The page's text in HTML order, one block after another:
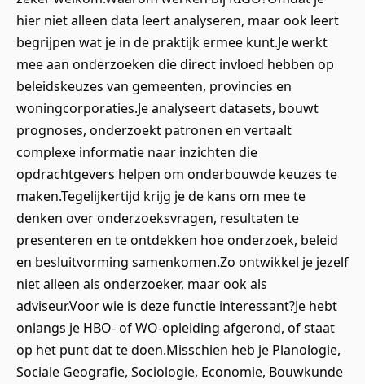
hier niet alleen data leert analyseren, maar ook leert
begrijpen wat je in de praktijk ermee kunt.Je werkt
mee aan onderzoeken die direct invloed hebben op
beleidskeuzes van gemeenten, provincies en
woningcorporaties.Je analyseert datasets, bouwt
prognoses, onderzoekt patronen en vertaalt
complexe informatie naar inzichten die
opdrachtgevers helpen om onderbouwde keuzes te
maken.Tegelijkertijd krijg je de kans om mee te
denken over onderzoeksvragen, resultaten te
presenteren en te ontdekken hoe onderzoek, beleid
en besluitvorming samenkomen.Zo ontwikkel je jezelf
niet alleen als onderzoeker, maar ook als
adviseur.Voor wie is deze functie interessant?Je hebt
onlangs je HBO- of WO-opleiding afgerond, of staat
op het punt dat te doen.Misschien heb je Planologie,
Sociale Geografie, Sociologie, Economie, Bouwkunde